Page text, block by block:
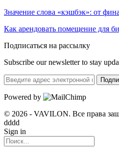
Значение слова «кэшбэк»: от
Как арендовать помещение для
Подписаться на рассылку
Subscribe our newsletter to stay
Powered by
© 2026 - VAVILON. Все права
dddd
Sign in